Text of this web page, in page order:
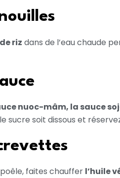
riz dans de l’eau chaude
nuoc-mâm, la sauce
sucre soit dissous et
faites chauffer l’huile